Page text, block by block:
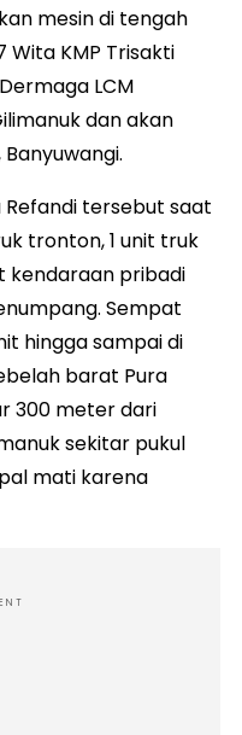
mesin di tengah
Wita KMP Trisakti
LCM
dan akan
Refandi tersebut saat
tronton, 1 unit truk
kendaraan pribadi
Sempat
hingga sampai di
barat Pura
300 meter dari
sekitar pukul
mati karena